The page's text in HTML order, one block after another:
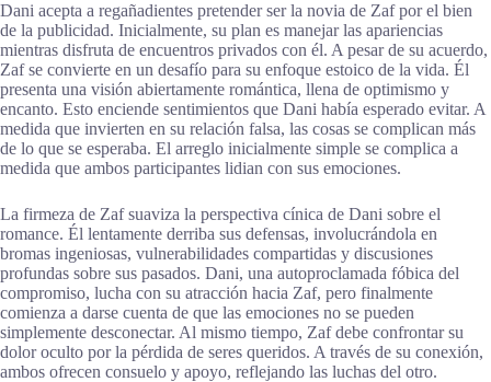
Dani acepta a regañadientes pretender ser la novia de Zaf por el bien
de la publicidad. Inicialmente, su plan es manejar las apariencias
mientras disfruta de encuentros privados con él. A pesar de su acuerdo,
Zaf se convierte en un desafío para su enfoque estoico de la vida. Él
presenta una visión abiertamente romántica, llena de optimismo y
encanto. Esto enciende sentimientos que Dani había esperado evitar. A
medida que invierten en su relación falsa, las cosas se complican más
de lo que se esperaba. El arreglo inicialmente simple se complica a
medida que ambos participantes lidian con sus emociones.
La firmeza de Zaf suaviza la perspectiva cínica de Dani sobre el
romance. Él lentamente derriba sus defensas, involucrándola en
bromas ingeniosas, vulnerabilidades compartidas y discusiones
profundas sobre sus pasados. Dani, una autoproclamada fóbica del
compromiso, lucha con su atracción hacia Zaf, pero finalmente
comienza a darse cuenta de que las emociones no se pueden
simplemente desconectar. Al mismo tiempo, Zaf debe confrontar su
dolor oculto por la pérdida de seres queridos. A través de su conexión,
ambos ofrecen consuelo y apoyo, reflejando las luchas del otro.